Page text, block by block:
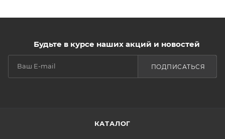
Будьте в курсе наших акций и новостей
ПОДПИСАТЬСЯ
КАТАЛОГ